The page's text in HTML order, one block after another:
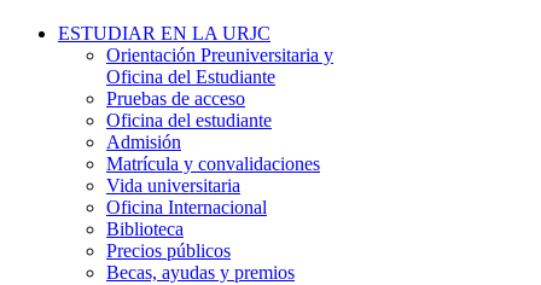
ESTUDIAR EN LA URJC
Orientación Preuniversitaria y
Oficina del Estudiante
Pruebas de acceso
Oficina del estudiante
Admisión
Matrícula y convalidaciones
Vida universitaria
Oficina Internacional
Biblioteca
Precios públicos
Becas, ayudas y premios